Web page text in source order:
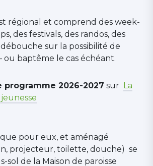
régional et comprend des week-
des festivals, des randos, des
débouche sur la possibilité de
ou baptême le cas échéant.
programme 2026-2027 sur La
pour eux, et aménagé
projecteur, toilette, douche) se
sol de la Maison de paroisse